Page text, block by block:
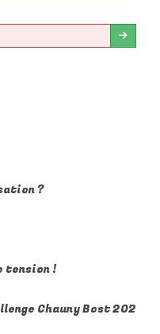
?
tension !
Chauny Bost 2026